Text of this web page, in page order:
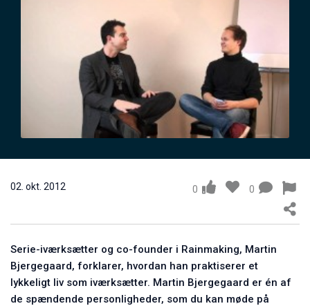
17. maj 2011 0
02. okt. 2012 0 0
Serie-iværksætter og co-founder i Rainmaking, Martin
Bjergegaard, forklarer, hvordan han praktiserer et
lykkeligt liv som iværksætter. Martin Bjergegaard er én af
de spændende personligheder, som du kan møde på